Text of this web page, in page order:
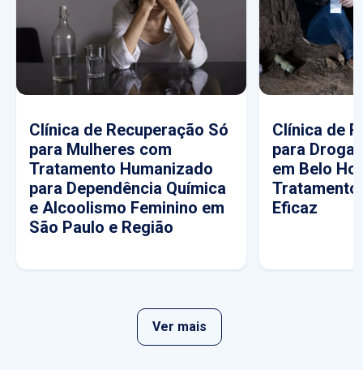
Clínica de Recuperação Só
para Mulheres com
Tratamento Humanizado
para Dependência Química
e Alcoolismo Feminino em
São Paulo e Região
Clínica de
para
em Belo
Tratamento
Eficaz
Ver mais